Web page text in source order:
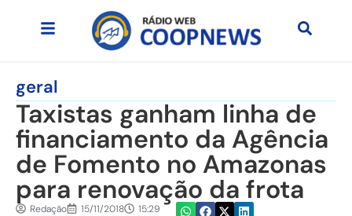
geral
Taxistas ganham linha de
financiamento da Agência
de Fomento no Amazonas
para renovação da frota
Redação 15/11/2018 15:29